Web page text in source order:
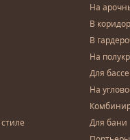
На
В коридор
В
На
Для
На
Для бани